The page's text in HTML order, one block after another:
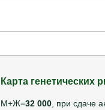
Карта генетических
М+Ж=32 000, при сдаче